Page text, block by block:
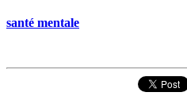
santé mentale